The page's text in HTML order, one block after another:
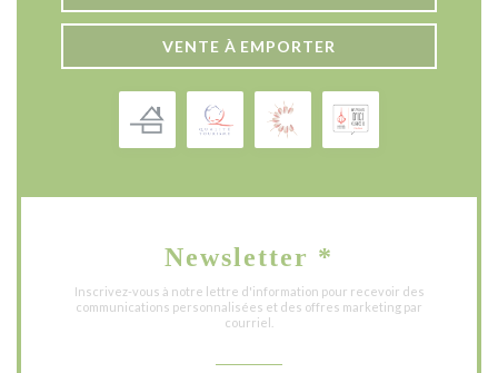
VENTE À EMPORTER
Newsletter *
Inscrivez-vous à notre lettre d'information pour recevoir des
communications personnalisées et des offres marketing par
courriel.